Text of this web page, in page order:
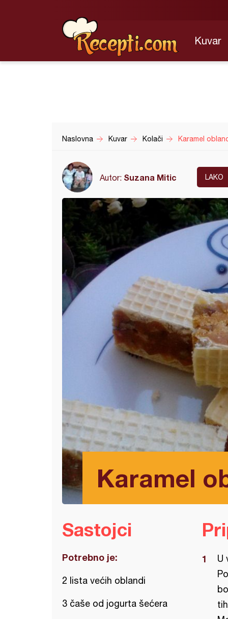
Kuvar
Naslovna Kuvar Kolači Karamel
Autor: Suzana Mitic LAKO
Karamel
Sastojci
Potrebno je:
2 lista većih oblandi
3 čaše od jogurta šećera
U